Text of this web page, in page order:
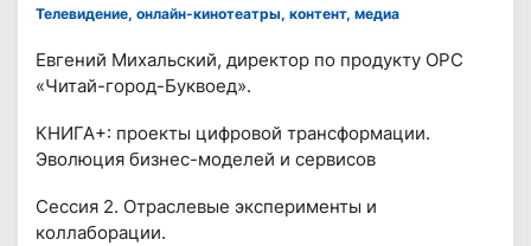
Телевидение, онлайн-кинотеатры, контент, медиа
Евгений Михальский, директор по продукту ОРС
«Читай-город-Буквоед».
КНИГА+: проекты цифровой трансформации.
Эволюция бизнес-моделей и сервисов
Сессия 2. Отраслевые эксперименты и
коллаборации.